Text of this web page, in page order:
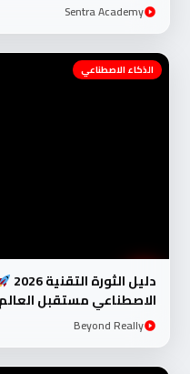
Sentra Academy
الذكاء الاصطناعي
دليل الثورة التقنية 2026
الاصطناعي مستقبل
Beyond Really